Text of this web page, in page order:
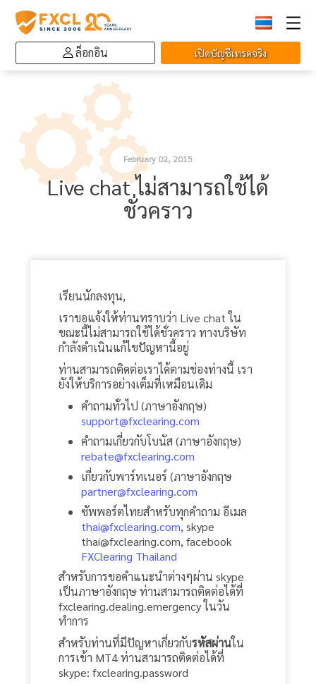
ล็อกอิน เปิดบัญชีเทรดจริง
February 02, 2015
Live chat ไม่สามารถใช้ได้
ชั่วคราว
เรียนนักลงทุน,
เราขอแจ้งให้ท่านทราบว่า Live chat ใน
ขณะนี้ไม่สามารถใช้ได้ชั่วคราว ทางบริษัท
กำลังดำเนินแก้ไขปัญหานี้อยู่
ท่านสามารถติดต่อเราได้ตามช่องท่างนี้ เรา
ยังให้บริการอย่างเต็มที่เหมือนเดิม
คำถามทั่วไป (ภาษาอังกฤษ)
support@fxclearing.com
คำถามเกี่ยวกับโบนัส (ภาษาอังกฤษ)
rebate@fxclearing.com
เกี่ยวกับพาร์ทเนอร์ (ภาษาอังกฤษ
partner@fxclearing.com
ซัพพอร์ตไทยสำหรับทุกคำถาม อีเมล
thai@fxclearing.com, skype
thai@fxclearing.com, facebook
FXClearing Thailand
สำหรับการขอคำแนะนำต่างๆผ่าน skype
เป็นภาษาอังกฤษ ท่านสามารถติดต่อได้ที่
fxclearing.dealing.emergency ในวัน
ทำการ
สำหรับท่านที่มีปัญหาเกี่ยวกับรหัสผ่านใน
การเข้า MT4 ท่านสามารถติดต่อได้ที่
skype: fxclearing.password